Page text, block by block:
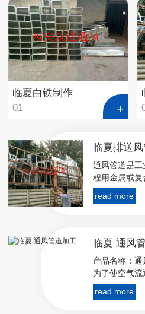
临夏白铁制作
01
临夏排送
通风管道是工
程用金属或复
降低有害气体
风管制作与安
read more
临夏 通风
产品名称：
为了使空气流
市政基础设施
用板材、型材
read more